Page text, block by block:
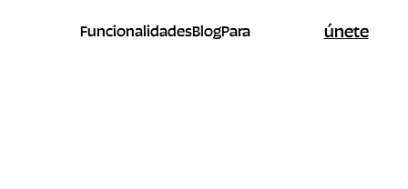
FuncionalidadesBlogPara únete